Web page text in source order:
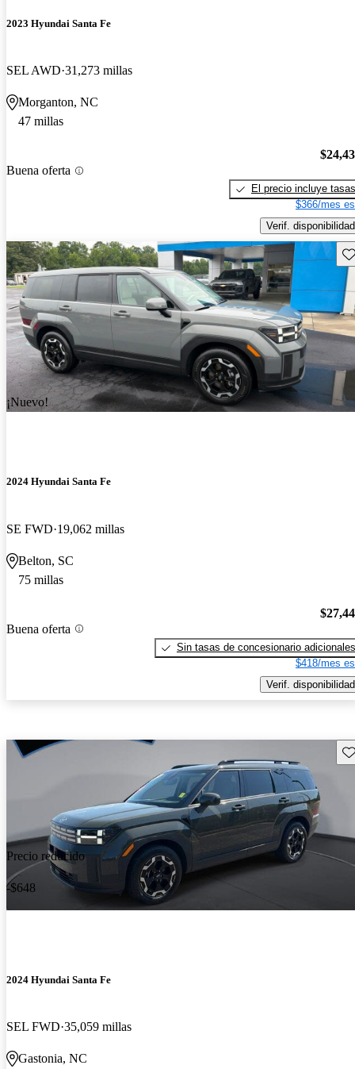
2023 Hyundai Santa Fe
SEL AWD 31,273 millas
Morganton, NC
47 millas
Buena oferta
El precio incluye tasas
$366/mes
Verif. disponibilidad
¡Nuevo!
2024 Hyundai Santa Fe
SE FWD 19,062 millas
Belton, SC
75 millas
Buena oferta
Sin tasas de concesionario adicionales
$418/mes
Verif. disponibilidad
Precio reducido
-$648
2024 Hyundai Santa Fe
SEL FWD 35,059 millas
Gastonia, NC